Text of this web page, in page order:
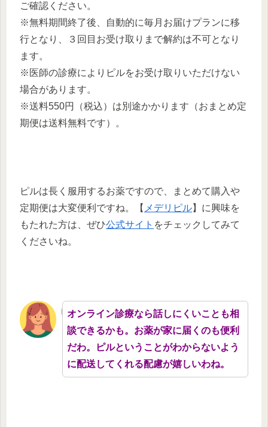
ご確認ください。
※無料期間終了後、自動的に毎月お届けプランに移
行となり、３回目お受け取りまで解約は不可となり
ます。
※医師の診療によりピルをお受け取りいただけない
場合があります。
※送料550円（税込）は別途かかります（おまとめ定
期便は送料無料です）。
ピルは長く服用するお薬ですので、まとめて購入や
定期便は大変便利ですね。【 メデリピル】に興味を
もたれた方は、ぜひ公式サイト をチェックしてみて
くださいね。
オンライン診療なら話しにくいことも相
談できるかも。お薬が家に届くのも便利
だわ。ピルということがわからないよう
に配送してくれる配慮が嬉しいわね。